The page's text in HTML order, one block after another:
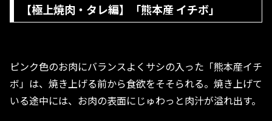
【極上焼肉・タレ編】「熊本産 イチボ」
ピンク色のお肉にバランスよくサシの入った「熊本産イチ
ボ」は、焼き上げる前から食欲をそそられる。焼き上げて
いる途中には、お肉の表面にじゅわっと肉汁が溢れ出す。